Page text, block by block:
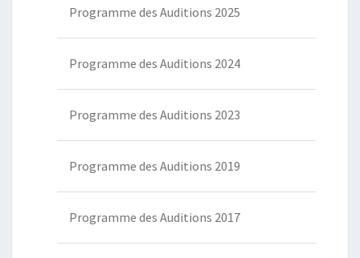
Programme des Auditions 2025
Programme des Auditions 2024
Programme des Auditions 2023
Programme des Auditions 2019
Programme des Auditions 2017